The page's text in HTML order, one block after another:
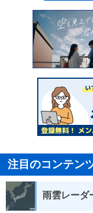
注目のコンテン
雨雲レーダ